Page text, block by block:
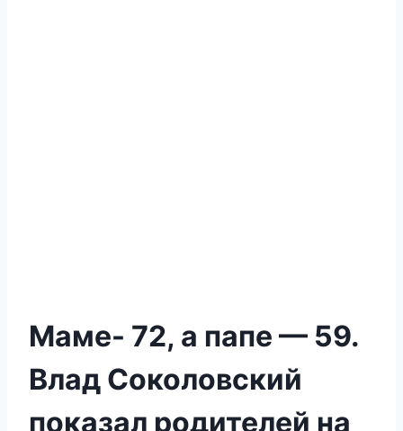
Маме- 72, а папе — 59.
Влад Соколовский
показал родителей на